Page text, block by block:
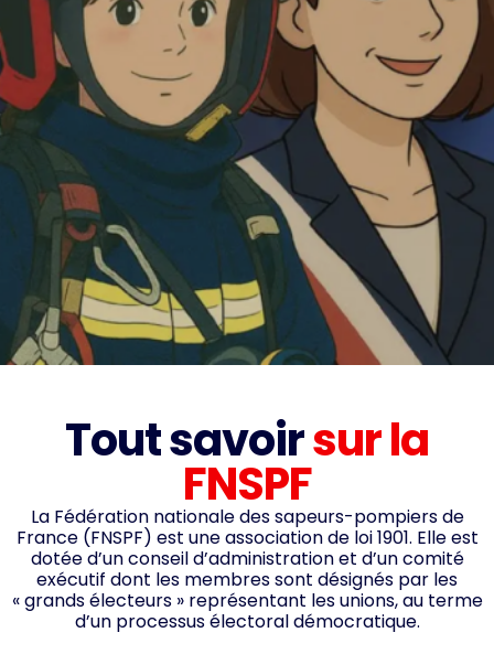
Tout savoirsur la
FNSPF
La Fédération nationale des sapeurs-pompiers de
France (FNSPF) est une association de loi 1901. Elle est
dotée d’un conseil d’administration et d’un comité
exécutif dont les membres sont désignés par les
« grands électeurs » représentant les unions, au terme
d’un processus électoral démocratique.